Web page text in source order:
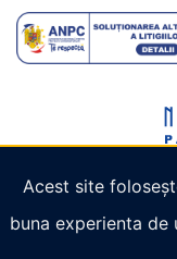
Acest site
buna experienta de
Copyright ©